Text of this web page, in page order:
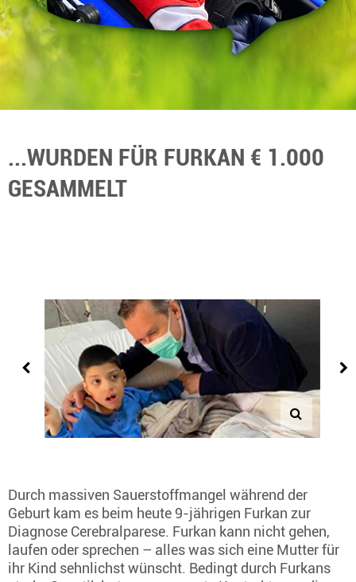
...WURDEN FÜR FURKAN € 1.000
GESAMMELT
Durch massiven Sauerstoffmangel während der
Geburt kam es beim heute 9-jährigen Furkan zur
Diagnose Cerebralparese. Furkan kann nicht gehen,
laufen oder sprechen – alles was sich eine Mutter für
ihr Kind sehnlichst wünscht. Bedingt durch Furkans